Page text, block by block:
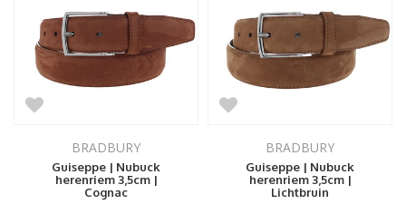
BRADBURY
Guiseppe | Nubuck
herenriem 3,5cm |
Cognac
BRADBURY
Guiseppe | Nubuck
herenriem 3,5cm |
Lichtbruin